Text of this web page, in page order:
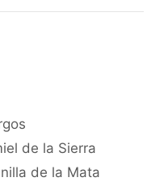
de la Sierra
de la Mata